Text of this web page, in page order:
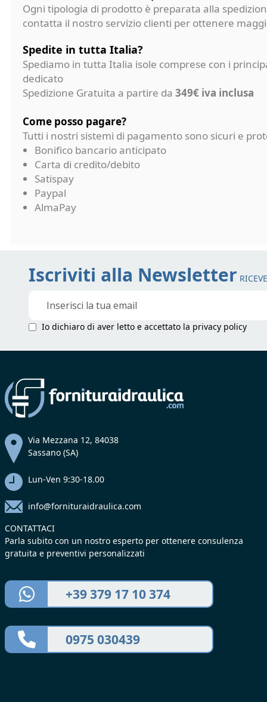
Ogni tipologia di prodotto è preparata alla
contatta il nostro servizio clienti per ottenere
Spedite in tutta Italia?
Spediamo in tutta Italia isole comprese con i
dedicato
Spedizione Gratuita a partire da 349€ iva inclusa
Come posso pagare?
Tutti i nostri sistemi di pagamento sono sicuri e
Bonifico bancario anticipato
Carta di credito/debito
Satispay
Paypal
AlmaPay
Iscriviti alla Newsletter
Newsletter:
Io dichiaro di aver letto e accettato la privacy policy
Via Mezzana 12, 84038
Sassano (SA)
Lun-Ven 9:30-18.00
info@fornituraidraulica.com
CONTATTACI
Parla subito con un nostro esperto per ottenere consulenza
gratuita e preventivi personalizzati
+39 379 17 10 374
0975 030439